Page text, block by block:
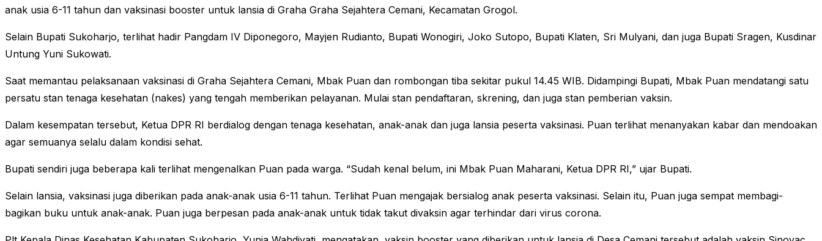
anak usia 6-11 tahun dan vaksinasi booster untuk lansia di Graha Graha Sejahtera Cemani, Kecamatan Grogol.
Selain Bupati Sukoharjo, terlihat hadir Pangdam IV Diponegoro, Mayjen Rudianto, Bupati Wonogiri, Joko Sutopo, Bupati Klaten, Sri Mulyani, dan juga Bupati Sragen, Kusdinar
Untung Yuni Sukowati.
Saat memantau pelaksanaan vaksinasi di Graha Sejahtera Cemani, Mbak Puan dan rombongan tiba sekitar pukul 14.45 WIB. Didampingi Bupati, Mbak Puan mendatangi satu
persatu stan tenaga kesehatan (nakes) yang tengah memberikan pelayanan. Mulai stan pendaftaran, skrening, dan juga stan pemberian vaksin.
Dalam kesempatan tersebut, Ketua DPR RI berdialog dengan tenaga kesehatan, anak-anak dan juga lansia peserta vaksinasi. Puan terlihat menanyakan kabar dan mendoakan
agar semuanya selalu dalam kondisi sehat.
Bupati sendiri juga beberapa kali terlihat mengenalkan Puan pada warga. “Sudah kenal belum, ini Mbak Puan Maharani, Ketua DPR RI,” ujar Bupati.
Selain lansia, vaksinasi juga diberikan pada anak-anak usia 6-11 tahun. Terlihat Puan mengajak bersialog anak peserta vaksinasi. Selain itu, Puan juga sempat membagi-
bagikan buku untuk anak-anak. Puan juga berpesan pada anak-anak untuk tidak takut divaksin agar terhindar dari virus corona.